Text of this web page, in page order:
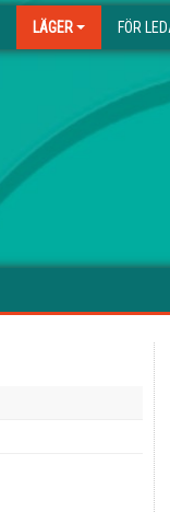
LÄGER FÖR